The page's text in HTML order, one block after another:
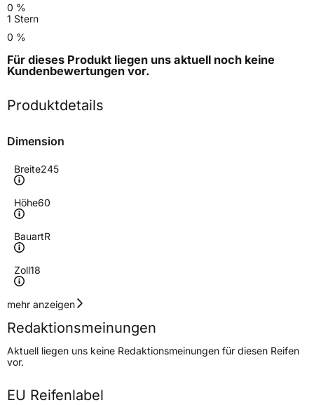
0 %
1 Stern
0 %
Für dieses Produkt liegen uns aktuell noch keine
Kundenbewertungen vor.
Produktdetails
Dimension
Breite245
Höhe60
BauartR
Zoll18
Geschwindigkeitsindex
Höchstgeschwindigkeit
210 km/h
Lastindex105
Höchstlast925 kg
mehr anzeigen
Redaktionsmeinungen
Aktuell liegen uns keine Redaktionsmeinungen für diesen Reifen
vor.
EU Reifenlabel